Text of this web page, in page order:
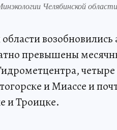
Челябинской области
превышены
и Миассе и
и Троицке.